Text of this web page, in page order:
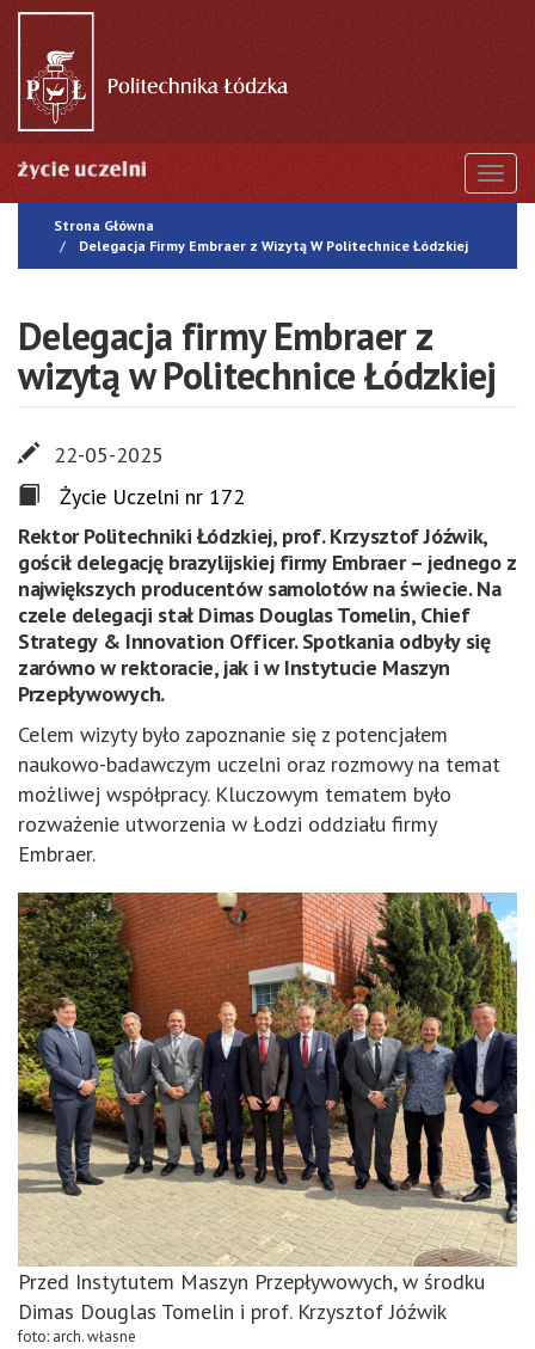
Przejdź
treści
Strona Główna
Delegacja Firmy Embraer z Wizytą W Politechnice Łódzkiej
Delegacja firmy Embraer z
wizytą w Politechnice Łódzkiej
22-05-2025
Życie Uczelni nr 172
Rektor Politechniki Łódzkiej, prof. Krzysztof Jóźwik,
gościł delegację brazylijskiej firmy Embraer – jednego z
największych producentów samolotów na świecie. Na
czele delegacji stał Dimas Douglas Tomelin, Chief
Strategy & Innovation Officer. Spotkania odbyły się
zarówno w rektoracie, jak i w Instytucie Maszyn
Przepływowych.
Celem wizyty było zapoznanie się z potencjałem
naukowo-badawczym uczelni oraz rozmowy na temat
możliwej współpracy. Kluczowym tematem było
rozważenie utworzenia w Łodzi oddziału firmy
Embraer.
Przed Instytutem Maszyn Przepływowych, w środku
Dimas Douglas Tomelin i prof. Krzysztof Jóźwik
foto: arch. własne